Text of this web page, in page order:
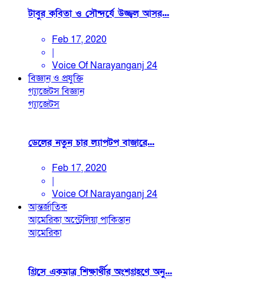
টাবুর কবিতা ও সৌন্দর্যে উজ্জ্বল আসর...
Feb 17, 2020
|
Voice Of Narayanganj 24
বিজ্ঞান ও প্রযুক্তি
গ্যাজেটসবিজ্ঞান
গ্যাজেটস
ডেলের নতুন চার ল্যাপটপ বাজারে...
Feb 17, 2020
|
Voice Of Narayanganj 24
আন্তর্জাতিক
আমেরিকাঅস্ট্রেলিয়াপাকিস্তান
আমেরিকা
গ্রিসে একমাত্র শিক্ষার্থীর অংশগ্রহণে অনু...